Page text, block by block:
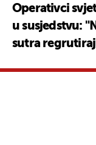
Operativci
u susjedstvu:
sutra